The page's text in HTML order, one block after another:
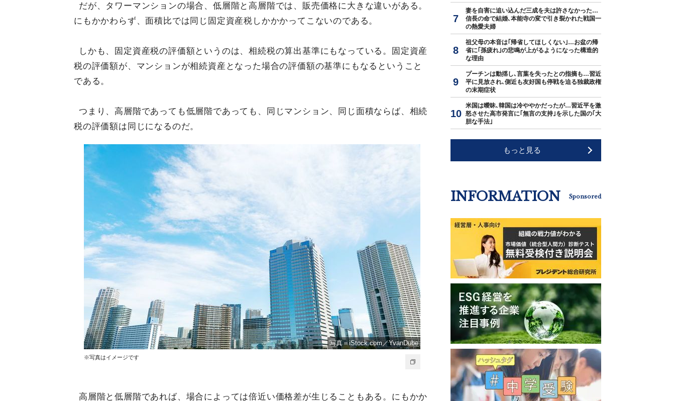
だが、タワーマンションの場合、低層階と高層階では、販売価格に大きな違いがある。
にもかかわらず、面積比では同じ固定資産税しかかかってこないのである。
しかも、固定資産税の評価額というのは、相続税の算出基準にもなっている。固定資産
税の評価額が、マンションが相続資産となった場合の評価額の基準にもなるということ
である。
つまり、高層階であっても低層階であっても、同じマンション、同じ面積ならば、相続
税の評価額は同じになるのだ。
写真＝iStock.com／YvanDube
※写真はイメージです
高層階と低層階であれば、場合によっては倍近い価格差が生じることもある。にもかか
妻を自害に追い込んだ三成を夫は許さなかった…
信長の命で結婚､本能寺の変で引き裂かれた戦国一
の熱愛夫婦
祖父母の本音は｢帰省してほしくない｣…お盆の帰
省に｢孫疲れ｣の悲鳴が上がるようになった構造的
な理由
プーチンは動揺し､言葉を失ったとの指摘も…習近
平に見放され､側近も友好国も停戦を迫る独裁政権
の末期症状
米国は曖昧､韓国は冷ややかだったが…習近平を激
怒させた高市発言に｢無言の支持｣を示した国の｢大
胆な手法｣
もっと見る
INFORMATION Sponsored